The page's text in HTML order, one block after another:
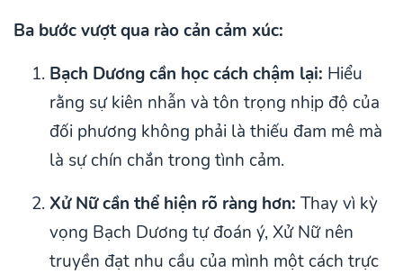
Ba bước vượt qua rào cản cảm xúc:
Bạch Dương cần học cách chậm lại: Hiểu
rằng sự kiên nhẫn và tôn trọng nhịp độ của
đối phương không phải là thiếu đam mê mà
là sự chín chắn trong tình cảm.
Xử Nữ cần thể hiện rõ ràng hơn: Thay vì kỳ
vọng Bạch Dương tự đoán ý, Xử Nữ nên
truyền đạt nhu cầu của mình một cách trực